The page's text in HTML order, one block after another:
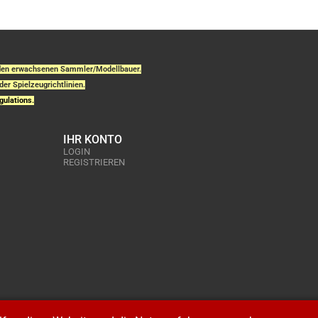
erwachsenen Sammler/Modellbauer.
Spielzeugrichtlinien.
IHR KONTO
LOGIN
REGISTRIEREN